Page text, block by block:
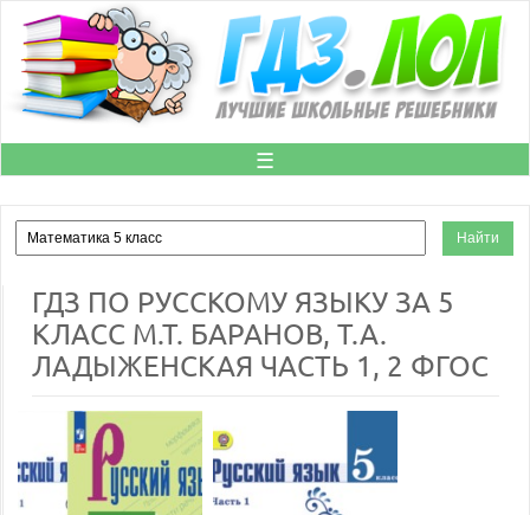
☰
ГДЗ ПО РУССКОМУ ЯЗЫКУ ЗА 5
КЛАСС М.Т. БАРАНОВ, Т.А.
ЛАДЫЖЕНСКАЯ ЧАСТЬ 1, 2 ФГОС